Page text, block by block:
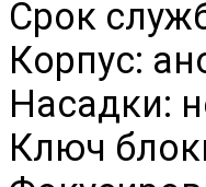
Срок
Корпус:
Насадки:
Ключ